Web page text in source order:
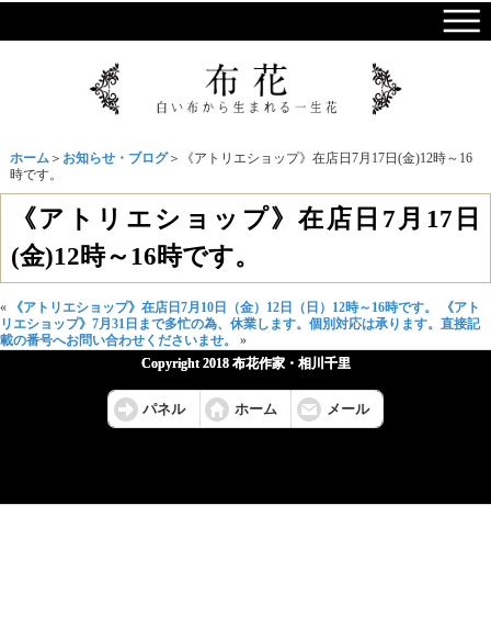
ホーム＞ お知らせ・ブログ＞《アトリエショップ》在店日7月17日(金)12時～16
時です。
《アトリエショップ》在店日7月17日
(金)12時～16時です。
« 《アトリエショップ》在店日7月10日（金）12日（日）12時～16時です。
《アト
リエショップ》7月31日まで多忙の為、休業します。個別対応は承ります。直接記
載の番号へお問い合わせくださいませ。
»
Copyright 2018 布花作家・相川千里
パネル ホーム メール